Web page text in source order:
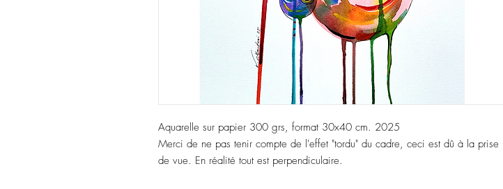
Aquarelle sur papier 300 grs, format 30x40 cm. 2025
Merci de ne pas tenir compte de l'effet "tordu" du cadre, ceci est dû à la prise
de vue. En réalité tout est perpendiculaire.